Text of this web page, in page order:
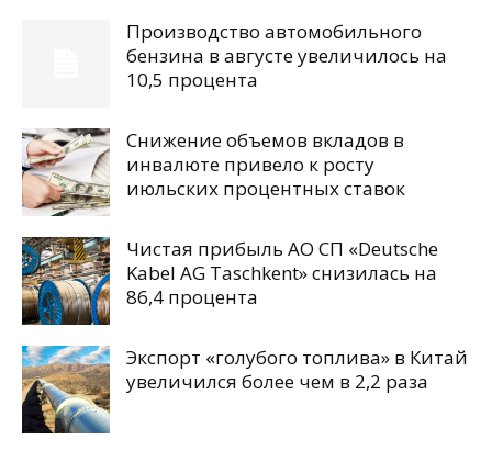
Производство автомобильного
бензина в августе увеличилось на
10,5 процента
Снижение объемов вкладов в
инвалюте привело к росту
июльских процентных ставок
Чистая прибыль АО СП «Deutsche
Kabel AG Taschkent» снизилась на
86,4 процента
Экспорт «голубого топлива» в Китай
увеличился более чем в 2,2 раза